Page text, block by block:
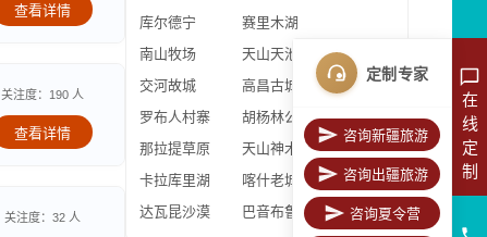
查看详情
关注度：190 人
查看详情
关注度：32 人
库尔德宁
赛里木湖
南山牧场
天山天池
交河故城
高昌古城
罗布人村寨
胡杨林公园
那拉提草原
天山神木园
卡拉库里湖
喀什老城区
达瓦昆沙漠
巴音布鲁克
在
线
定
制
定制专家
咨询新疆旅游
咨询出疆旅游
咨询夏令营